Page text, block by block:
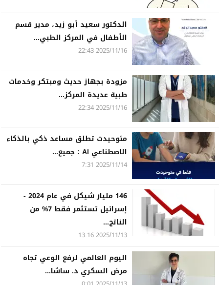
الدكتور سعيد أبو زيد، مدير قسم
الأطفال في المركز الطبي...
2025/11/16 22:43
مزودة بجهاز حديث ومبتكر وخدمات
طبية عديدة المركز...
2025/11/16 22:34
مئوحيدت تطلق مساعد ذكي بالذكاء
الاصطناعي AI : جميع...
2025/11/14 7:31
146 مليار شيكل في عام 2024 -
إسرائيل تستثمر فقط 7% من
الناتج...
2025/11/13 13:16
اليوم العالمي لرفع الوعي تجاه
مرض السكري د. ساشا...